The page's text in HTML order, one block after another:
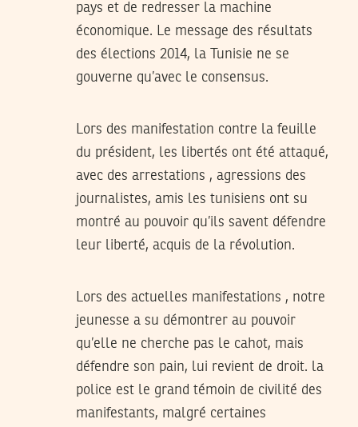
pays et de redresser la machine
économique. Le message des résultats
des élections 2014, la Tunisie ne se
gouverne qu’avec le consensus.
Lors des manifestation contre la feuille
du président, les libertés ont été attaqué,
avec des arrestations , agressions des
journalistes, amis les tunisiens ont su
montré au pouvoir qu’ils savent défendre
leur liberté, acquis de la révolution.
Lors des actuelles manifestations , notre
jeunesse a su démontrer au pouvoir
qu’elle ne cherche pas le cahot, mais
défendre son pain, lui revient de droit. la
police est le grand témoin de civilité des
manifestants, malgré certaines